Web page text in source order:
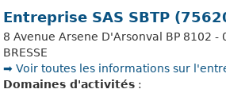
Entreprise SAS SBTP
8 Avenue Arsene D'Arsonval BP 8102 -
BRESSE
➡️ Voir toutes les informations sur
Domaines d'activités :